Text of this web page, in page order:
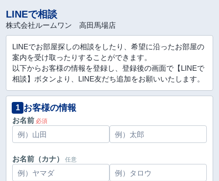
LINEで相談
株式会社ルームワン 高田馬場店
LINEでお部屋探しの相談をしたり、希望に沿ったお部屋の
案内を受け取ったりすることができます。
以下からお客様の情報を登録し、登録後の画面で【LINEで
相談】ボタンより、LINE友だち追加をお願いいたします。
1 お客様の情報
お名前 必須
お名前（カナ） 任意